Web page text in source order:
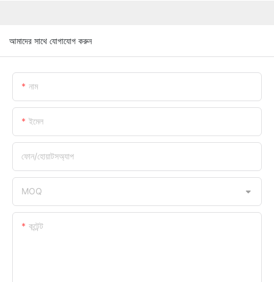
আমাদের সাথে যোগাযোগ করুন
নাম
ইমেল
ফোন/হোয়াটসঅ্যাপ
MOQ
কন্টেন্ট